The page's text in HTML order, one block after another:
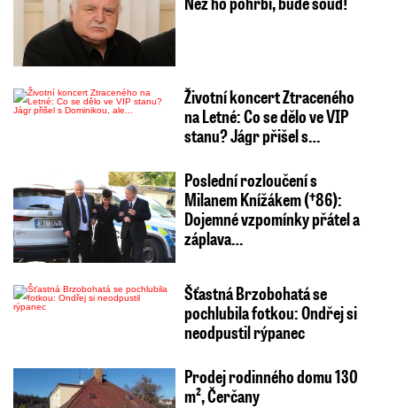
Životní koncert Ztraceného
na Letné: Co se dělo ve VIP
stanu? Jágr přišel s…
Poslední rozloučení s
Milanem Knížákem (†86):
Dojemné vzpomínky přátel a
záplava…
Šťastná Brzobohatá se
pochlubila fotkou: Ondřej si
neodpustil rýpanec
Prodej rodinného domu 130
m², Čerčany